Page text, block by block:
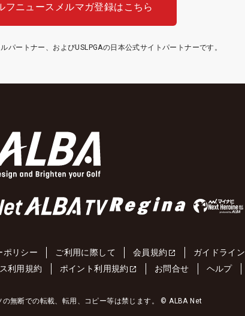
フニュース メルマガ登録はこちら
パートナー、およびUSLPGAの日本公式サイトパートナーです。
ポリシー ご利用に際して 会員規約 ガイドライン
利用規約 ポイント利用規約 お問合せ ヘルプ
無断での転載、転用、コピー等は禁じます。 © ALBA Net